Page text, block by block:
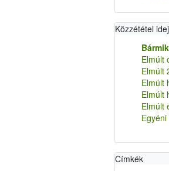
Közzététel
Elmúlt
Elmúlt
Elmúlt
Elmúlt
Elmúlt
Címkék